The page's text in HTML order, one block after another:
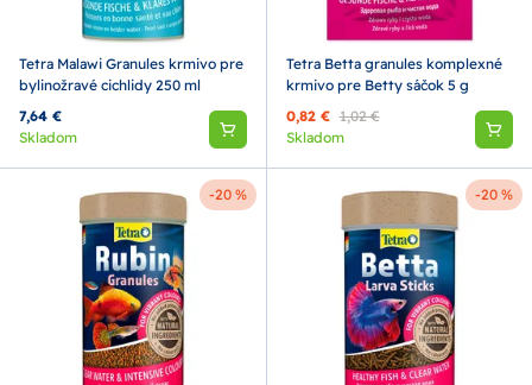
Tetra Malawi Granules krmivo pre
bylinožravé cichlidy 250 ml
7,64 €
Skladom
Tetra Betta granules komplexné
krmivo pre Betty sáčok 5 g
0,82 € 1,02 €
Skladom
-20 % -20 %